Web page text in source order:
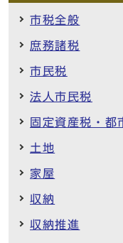
市税全般
庶務諸税
市民税
法人市民税
固定資産税・都
土地
家屋
収納
収納推進